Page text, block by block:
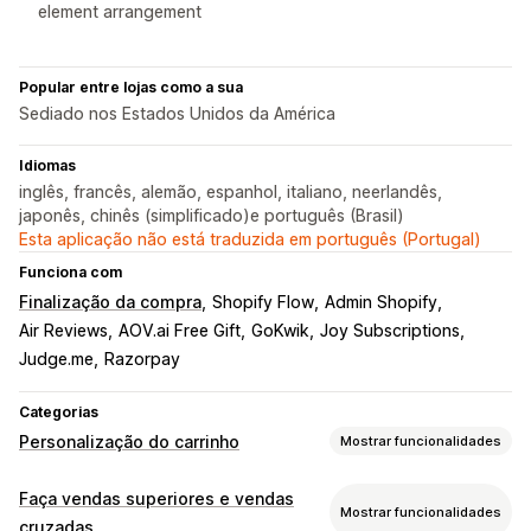
element arrangement
Popular entre lojas como a sua
Sediado nos Estados Unidos da América
Idiomas
inglês, francês, alemão, espanhol, italiano, neerlandês,
japonês, chinês (simplificado)e português (Brasil)
Esta aplicação não está traduzida em português (Portugal)
Funciona com
Finalização da compra Shopify Flow Admin Shopify
Air Reviews AOV.ai Free Gift GoKwik Joy Subscriptions
Judge.me
Razorpay
Categorias
Personalização do carrinho Mostrar funcionalidades
Apresentação do carrinho
Anúncios
Faça vendas superiores e vendas
Mostrar funcionalidades